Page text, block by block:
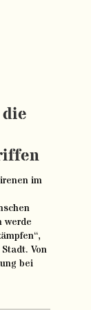
im
werde
Von
bei
ukraine-